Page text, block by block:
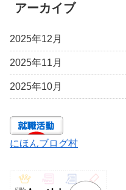
アーカイブ
2025年12月
2025年11月
2025年10月
にほんブログ村